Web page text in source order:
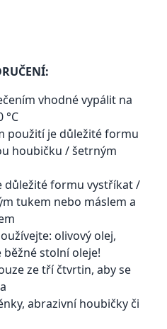
vhodné vypálit na
°C
použití je důležité formu
houbičku / šetrným
důležité formu vystříkat /
tukem nebo máslem a
olivový olej,
stolní oleje!
ze tří čtvrtin, aby se
abrazivní houbičky či